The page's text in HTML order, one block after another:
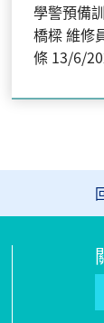
學警預備
橋樑 維修
條 13/6/